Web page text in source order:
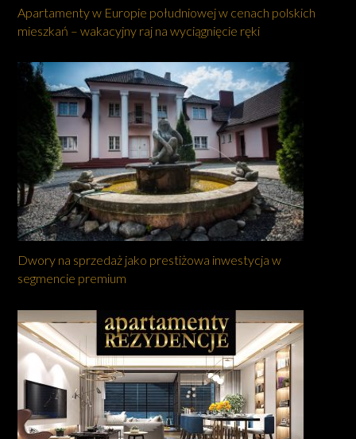
Apartamenty w Europie południowej w cenach polskich
mieszkań – wakacyjny raj na wyciągnięcie ręki
Dwory na sprzedaż jako prestiżowa inwestycja w
segmencie premium